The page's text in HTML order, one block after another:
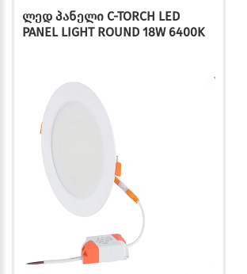
ლედ პანელი C-TORCH LED
PANEL LIGHT ROUND 18W 6400K